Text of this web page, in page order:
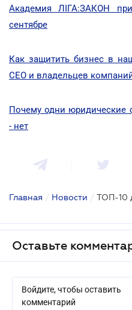
Академия ЛІГА:ЗАКОН
сентябре
Как защитить бизнес в
CEO и владельцев
Почему одни юридические
- нет
Главная / Новости / ТОП-10
Оставьте
Войдите, чтобы оставить
комментарий